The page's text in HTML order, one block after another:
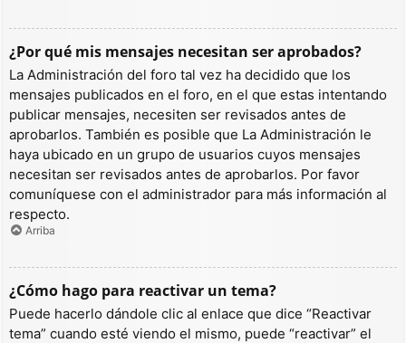
¿Por qué mis mensajes necesitan ser aprobados?
La Administración del foro tal vez ha decidido que los
mensajes publicados en el foro, en el que estas intentando
publicar mensajes, necesiten ser revisados antes de
aprobarlos. También es posible que La Administración le
haya ubicado en un grupo de usuarios cuyos mensajes
necesitan ser revisados antes de aprobarlos. Por favor
comuníquese con el administrador para más información al
respecto.
Arriba
¿Cómo hago para reactivar un tema?
Puede hacerlo dándole clic al enlace que dice “Reactivar
tema” cuando esté viendo el mismo, puede “reactivar” el